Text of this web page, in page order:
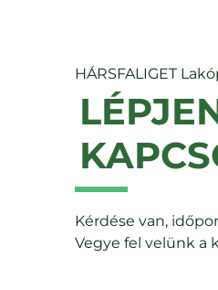
HÁRSFALIGET
Kérdése van,
Vegye fel velünk a